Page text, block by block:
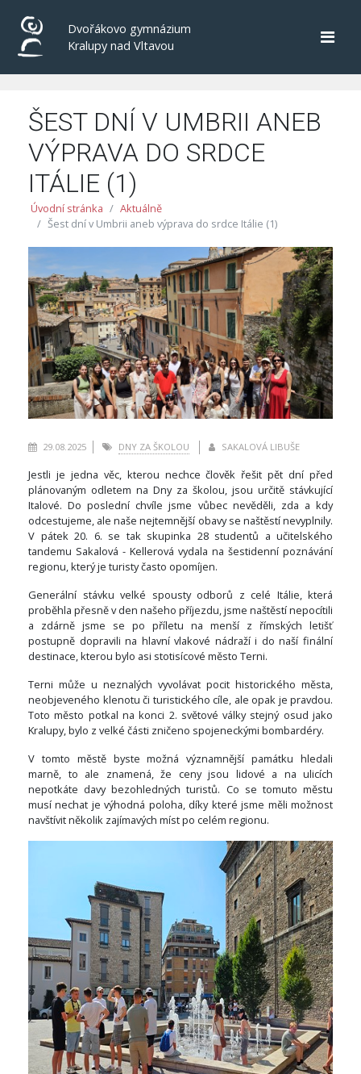
Dvořákovo gymnázium
Kralupy nad Vltavou
ŠEST DNÍ V UMBRII ANEB
VÝPRAVA DO SRDCE
ITÁLIE (1)
Úvodní stránka
Aktuálně
Šest dní v Umbrii aneb výprava do srdce Itálie (1)
29.08.2025 DNY ZA ŠKOLOU SAKALOVÁ LIBUŠE
Jestli je jedna věc, kterou nechce člověk řešit pět dní před
plánovaným odletem na Dny za školou, jsou určitě stávkující
Italové. Do poslední chvíle jsme vůbec nevěděli, zda a kdy
odcestujeme, ale naše nejtemnější obavy se naštěstí nevyplnily.
V pátek 20. 6. se tak skupinka 28 studentů a učitelského
tandemu Sakalová - Kellerová vydala na šestidenní poznávání
regionu, který je turisty často opomíjen.
Generální stávku velké spousty odborů z celé Itálie, která
proběhla přesně v den našeho příjezdu, jsme naštěstí nepocítili
a zdárně jsme se po příletu na menší z římských letišť
postupně dopravili na hlavní vlakové nádraží i do naší finální
destinace, kterou bylo asi stotisícové město Terni.
Terni může u neznalých vyvolávat pocit historického města,
neobjeveného klenotu či turistického cíle, ale opak je pravdou.
Toto město potkal na konci 2. světové války stejný osud jako
Kralupy, bylo z velké části zničeno spojeneckými bombardéry.
V tomto městě byste možná významnější památku hledali
marně, to ale znamená, že ceny jsou lidové a na ulicích
nepotkáte davy bezohledných turistů. Co se tomuto městu
musí nechat je výhodná poloha, díky které jsme měli možnost
navštívit několik zajímavých míst po celém regionu.